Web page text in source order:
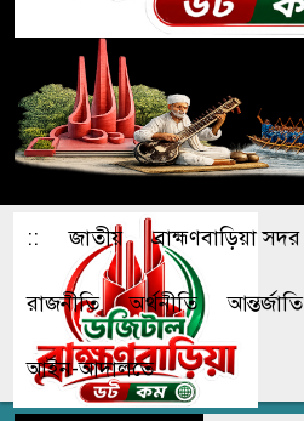
:: জাতীয় ব্রাহ্মণবাড়িয়া সদর
রাজনীতি অর্থনীতি আন্তর্জাতি
আইন-আদালতে